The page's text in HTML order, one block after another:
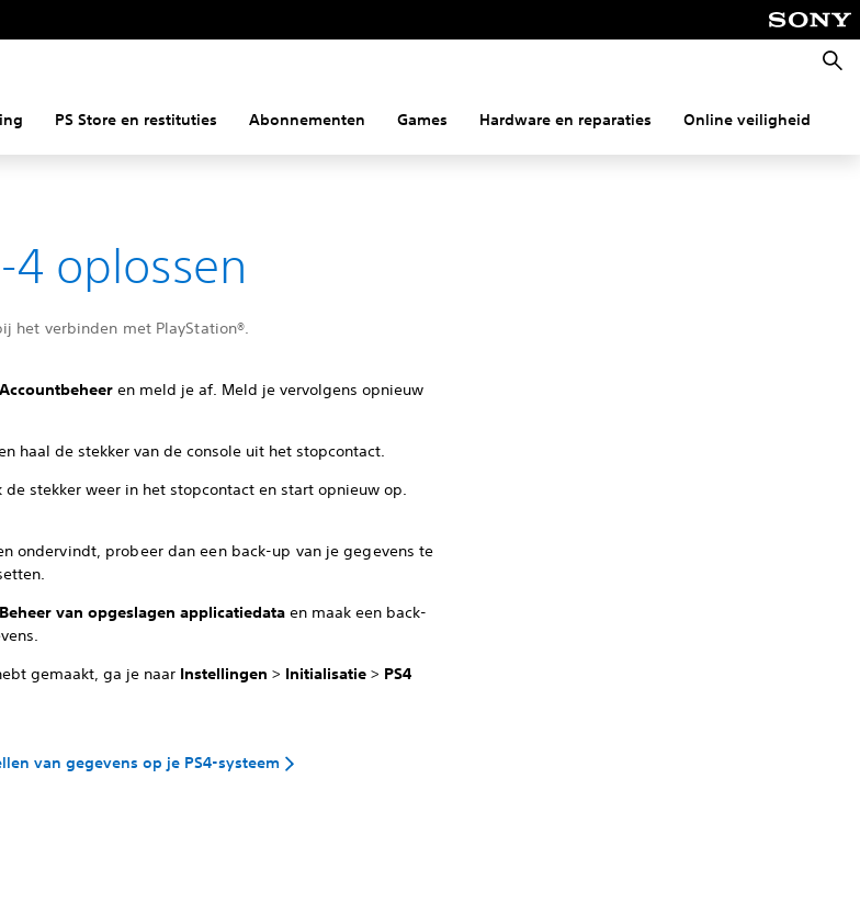
PS Store en restituties Abonnementen Games Hardware en reparaties Online veiligheid
4 oplossen
het verbinden met PlayStation®.
Accountbeheer en meld je af. Meld je vervolgens opnieuw
haal de stekker van de console uit het stopcontact.
de stekker weer in het stopcontact en start opnieuw op.
ondervindt, probeer dan een back-up van je gegevens te
Beheer van opgeslagen applicatiedata en maak een back-
gemaakt, ga je naar Instellingen> Initialisatie > PS4
van gegevens op je PS4-systeem